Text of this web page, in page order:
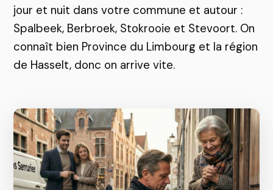
jour et nuit dans votre commune et autour :
Spalbeek, Berbroek, Stokrooie et Stevoort. On
connaît bien Province du Limbourg et la région
de Hasselt, donc on arrive vite.